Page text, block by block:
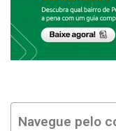
Navegue pelo